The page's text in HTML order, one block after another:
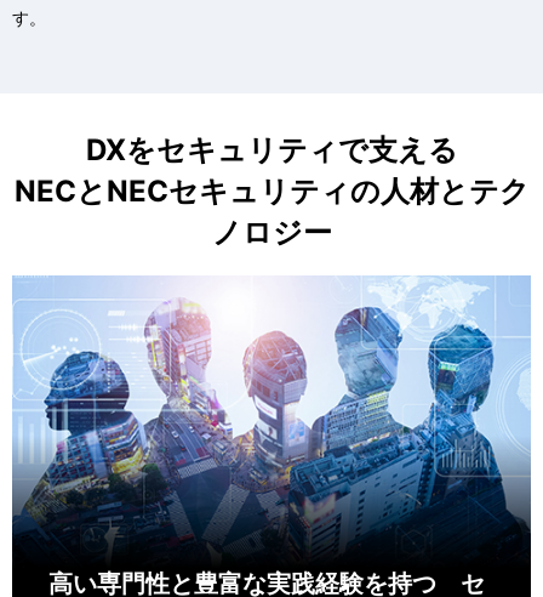
す。
DXをセキュリティで支える
NECとNECセキュリティの人材とテク
ノロジー
高い専門性と豊富な実践経験を持つ セ